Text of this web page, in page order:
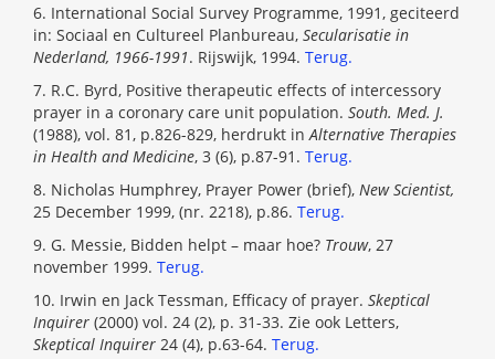
6. International Social Survey Programme, 1991, geciteerd
in: Sociaal en Cultureel Planbureau, Secularisatie in
Nederland, 1966-1991. Rijswijk, 1994. Terug.
7. R.C. Byrd, Positive therapeutic effects of intercessory
prayer in a coronary care unit population. South. Med. J.
(1988), vol. 81, p.826-829, herdrukt in Alternative Therapies
in Health and Medicine, 3 (6), p.87-91. Terug.
8. Nicholas Humphrey, Prayer Power (brief), New Scientist,
25 December 1999, (nr. 2218), p.86. Terug.
9. G. Messie, Bidden helpt – maar hoe? Trouw, 27
november 1999. Terug.
10. Irwin en Jack Tessman, Efficacy of prayer. Skeptical
Inquirer (2000) vol. 24 (2), p. 31-33. Zie ook Letters,
Skeptical Inquirer 24 (4), p.63-64. Terug.